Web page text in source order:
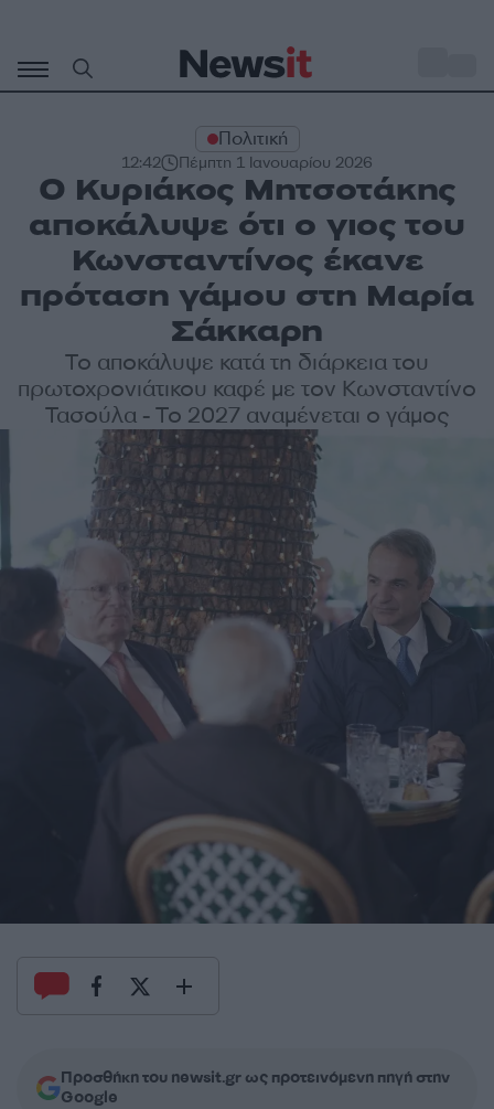
περιεχόμενο
Πολιτική
12:42 Πέμπτη 1 Ιανουαρίου 2026
Ο Κυριάκος Μητσοτάκης
αποκάλυψε ότι ο γιος του
Κωνσταντίνος έκανε
πρόταση γάμου στη Μαρία
Σάκκαρη
Το αποκάλυψε κατά τη διάρκεια του
πρωτοχρονιάτικου καφέ με τον Κωνσταντίνο
Τασούλα - Το 2027 αναμένεται ο γάμος
Προσθήκη του newsit.gr ως προτεινόμενη πηγή στην
Google